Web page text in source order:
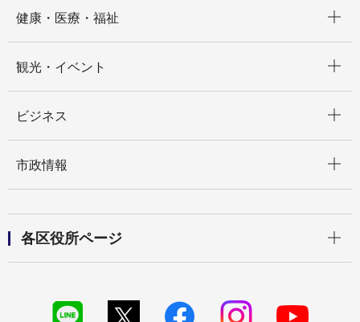
健康・医療・福祉
観光・イベント
ビジネス
市政情報
各区役所ページ